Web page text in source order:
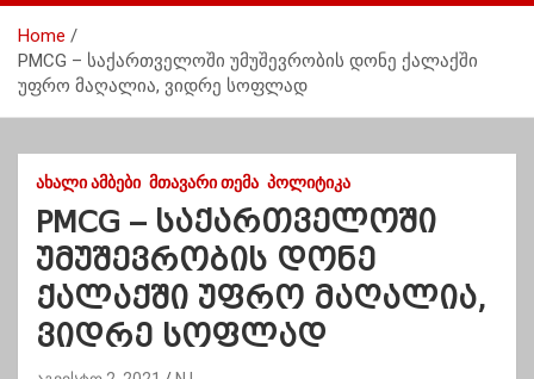
n
Home
PMCG – საქართველოში უმუშევრობის დონე ქალაქში
უფრო მაღალია, ვიდრე სოფლად
ᲐᲮᲐᲚᲘ ᲐᲛᲑᲔᲑᲘ ᲛᲗᲐᲕᲐᲠᲘ ᲗᲔᲛᲐ ᲞᲝᲚᲘᲢᲘᲙᲐ
PMCG – საქართველოში
უმუშევრობის დონე
ქალაქში უფრო მაღალია,
ვიდრე სოფლად